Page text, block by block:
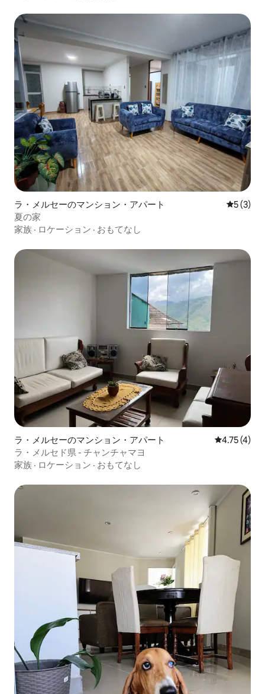
ラ・メルセーのマンション・アパート レビュー
5 (3)
夏の家
家族 · ロケーション · おもてなし
ラ・メルセーのマンション・アパート レビュー4
4.75 (4)
ラ・メルセド県 - チャンチャマヨ
家族 · ロケーション · おもてなし